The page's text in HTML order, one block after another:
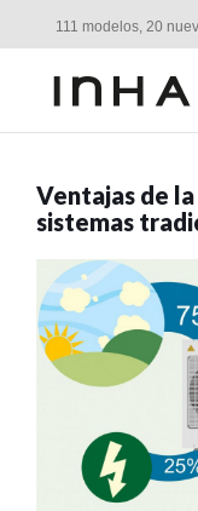
111 modelos, 20
Ventajas de
sistemas